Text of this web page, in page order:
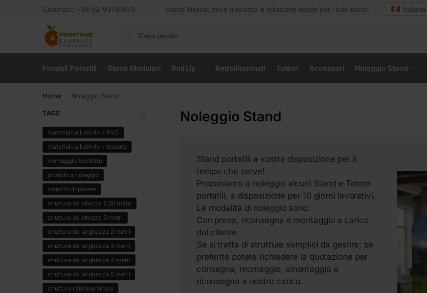
Chiamaci: +39 02-93781976 Stand Milano, dove troviamo la soluzione ideale per i tuoi stand. Italiano
Fondali Portatili Stand Modulari Roll Up Retroilluminati Totem Accessori Noleggio Stand
Home Noleggio Stand
Noleggio Stand
Stand portatili a vostra disposizione per il
tempo che serve!
Proponiamo a noleggio alcuni Stand e Totem
portatili, a disposizione per 10 giorni lavorativi.
Le modalità di noleggio sono:
Con presa, riconsegna e montaggio a carico
del cliente
Se si tratta di strutture semplici da gestire; se
preferite potete richiedere la quotazione per
consegna, montaggio, smontaggio e
riconsegna a nostro carico.
TAGS
materiali: alluminio + PVC
materiali: alluminio + tessuto
montaggio facilitato
prodotti a noleggio
stand multiparete
strutture da altezza 2.30 metri
strutture da altezza 3 metri
strutture da larghezza 2 metri
strutture da larghezza 3 metri
strutture da larghezza 4 metri
strutture da larghezza 5 metri
strutture retroilluminate